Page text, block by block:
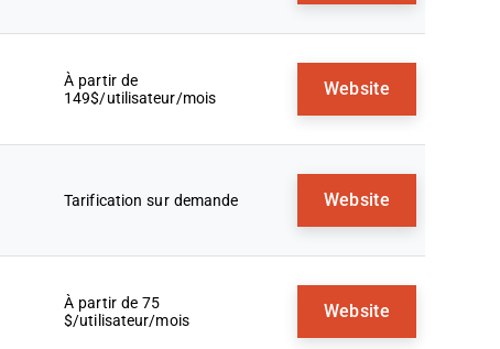
À partir de
149$/utilisateur/mois
Website
Tarification sur demande Website
À partir de 75
$/utilisateur/mois
Website